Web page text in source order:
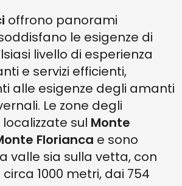
offrono panorami
le esigenze di
livello di esperienza
e servizi efficienti,
alle esigenze degli amanti
Le zone degli
sul Monte
Florianca e sono
valle sia sulla vetta, con
1000 metri, dai 754